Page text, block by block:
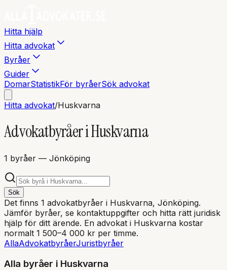
Hitta hjälp
Hitta advokat
Byråer
Guider
DomarStatistikFör byråerSök advokat
Hitta advokat/Huskvarna
Advokatbyråer iHuskvarna
1 byråer — Jönköping
Sök
Det finns 1 advokatbyråer i Huskvarna, Jönköping.
Jämför byråer, se kontaktuppgifter och hitta rätt juridisk
hjälp för ditt ärende. En advokat i Huskvarna kostar
normalt 1 500–4 000 kr per timme.
AllaAdvokatbyråerJuristbyråer
Alla byråer i Huskvarna